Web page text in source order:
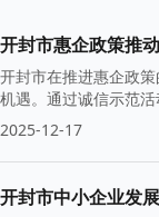
开封市惠企政策推
开封市在推进惠企政
机遇。通过诚信示范
2025-12-17
开封市中小企业发